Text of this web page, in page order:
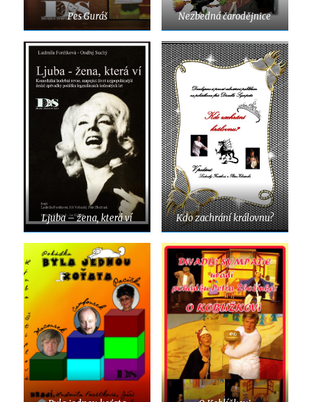
Pes Guráš Nezbedná čarodějnice
Ljuba – žena, která ví Kdo zachrání královnu?